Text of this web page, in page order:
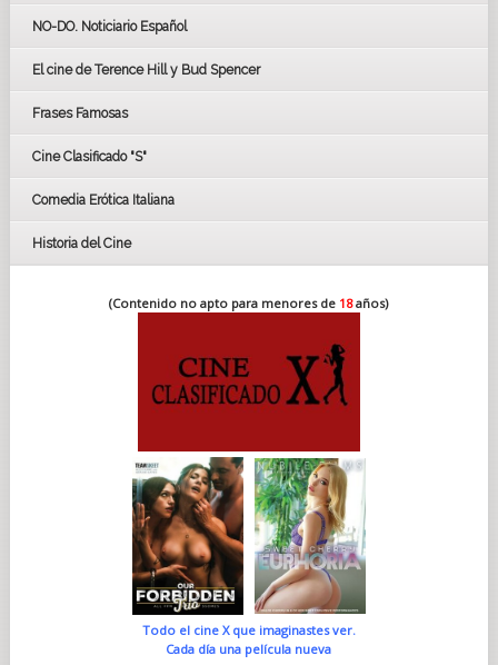
GOYAS
BAFTA
NO-DO. Noticiario Español
El cine de Terence Hill y Bud Spencer
Frases Famosas
Cine Clasificado "S"
Comedia Erótica Italiana
Historia del Cine
(Contenido no apto para menores de 18años)
Todo el cine X que imaginastes ver.
Cada día una película nueva